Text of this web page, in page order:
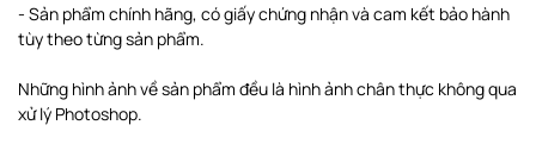
- Sản phẩm chính hãng, có giấy chứng nhận và cam kết bảo hành
tùy theo từng sản phẩm.
Những hình ảnh về sản phẩm đều là hình ảnh chân thực không qua
xử lý Photoshop.